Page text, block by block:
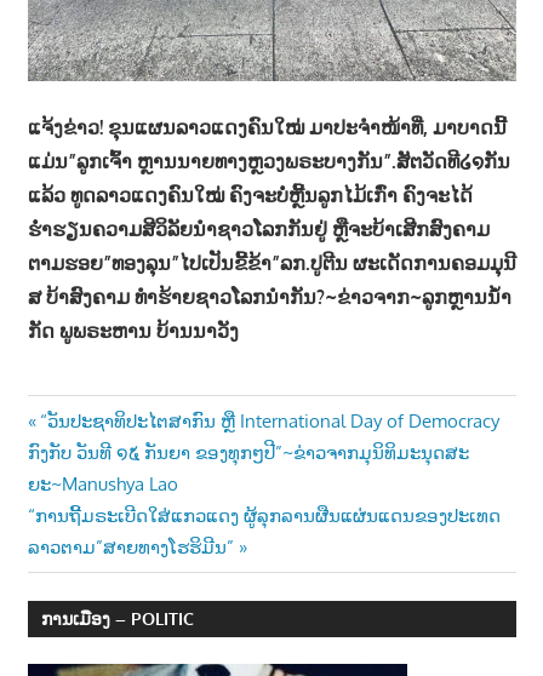
ແຈ້ງຂ່າວ! ຂຸນແຜນລາວແດງຄົນໃໝ່ ມາປະຈຳໜ້າທີ່, ມາບາດນີ້
ແມ່ນ”ລູກເຈົ້າ ຫຼານນາຍທາງຫຼວງພຣະບາງກັນ”.ສັຕວັດທີ໒໑ກັນ
ແລ້ວ ທູດລາວແດງຄົນໃໝ່ ຄົງຈະບໍ່ຫຼີ້ນລູກໄມ້ເກົ່າ ຄົງຈະໄດ້
ຮໍ່າຮຽນຄວາມສີວິລັຍນຳຊາວໂລກກັນຢູ່ ຫຼືຈະບ້າເສີກສົງຄາມ
ຕາມຮອຍ”ທອງລຸນ”ໄປເປັນຂີ້ຂ້າ”ລກ.ປູຕີນ ຜະເດັດການຄອມມຸນີ
ສ ບ້າສົງຄາມ ທຳຮ້າຍຊາວໂລກນຳກັນ?~ຂ່າວຈາກ~ລູກຫຼານນໍ້າ
ກັດ ພູພຣະຫານ ບ້ານນາວັງ
Post
navigation
Previous
Post:
“ວັນປະຊາທິປະໄຕສາກົນ ຫຼື International Day of Democracy
ກົງກັບ ວັນທີ ໑໕ ກັນຍາ ຂອງທຸກໆປີ”~ຂ່າວຈາກມຸນິທິມະນຸດສະ
ຍະ~Manushya Lao
Next
Post:
“ການຖີ້ມຣະເບີດໃສ່ແກວແດງ ຜູ້ລຸກລານຜືນແຜ່ນແດນຂອງປະເທດ
ລາວຕາມ”ສາຍທາງໂຮຮິມີນ”
ການເມືອງ – POLITIC